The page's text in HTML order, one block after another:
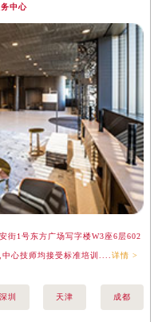
中心
街1号东方广场写字楼W3座6层602
心技师均接受标准培训.... 详情 >
深圳 天津 成都